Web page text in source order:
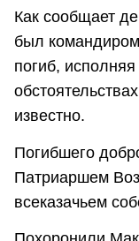
Как сообщает
был
погиб,
известно.
Погибшего
Патриаршем
всеказачьем